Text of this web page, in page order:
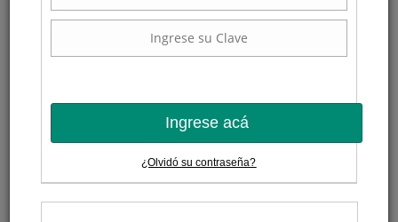
Ingrese acá
¿Olvidó su contraseña?